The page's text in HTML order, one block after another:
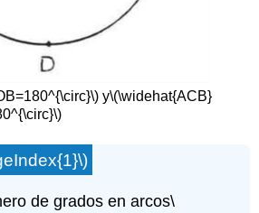
y\(\widehat{ACB}
de grados en arcos\